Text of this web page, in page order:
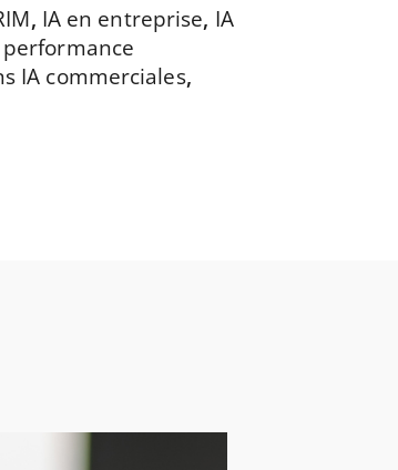
, IA en entreprise, IA
performance
IA commerciales,